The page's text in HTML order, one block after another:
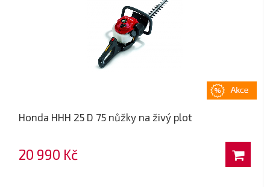
Honda HHH 25 D 75 nůžky na živý plot
20 990 Kč